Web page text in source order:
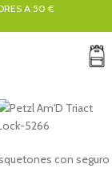
A 50 €
con seguro